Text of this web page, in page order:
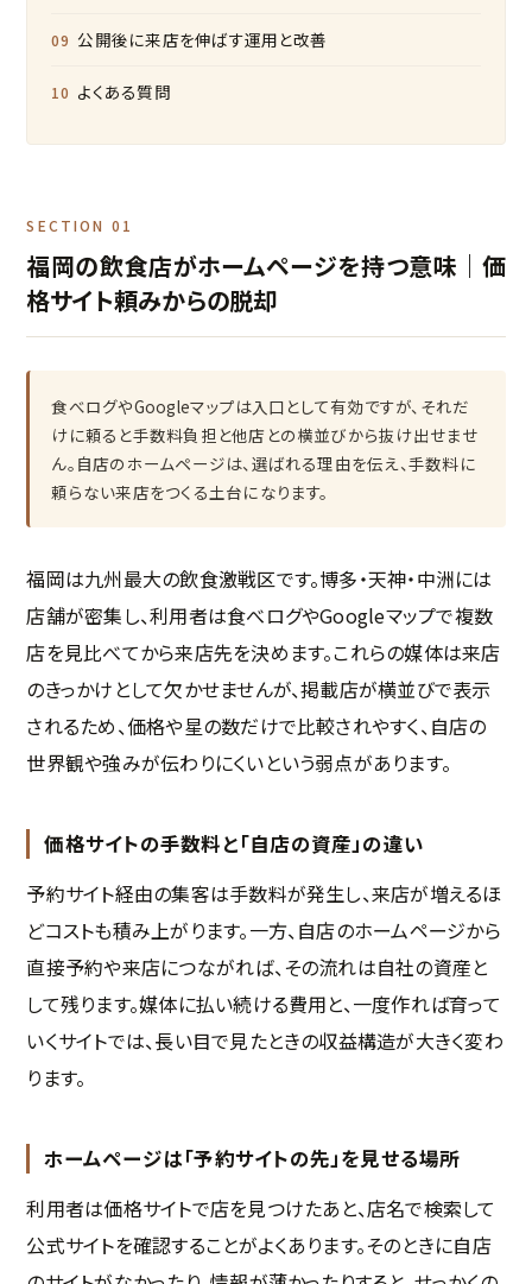
公開後に来店を伸ばす運用と改善
よくある質問
SECTION 01
福岡の飲食店がホームページを持つ意味｜価
格サイト頼みからの脱却
食べログやGoogleマップは入口として有効ですが、それだ
けに頼ると手数料負担と他店との横並びから抜け出せませ
ん。自店のホームページは、選ばれる理由を伝え、手数料に
頼らない来店をつくる土台になります。
福岡は九州最大の飲食激戦区です。博多・天神・中洲には
店舗が密集し、利用者は食べログやGoogleマップで複数
店を見比べてから来店先を決めます。これらの媒体は来店
のきっかけとして欠かせませんが、掲載店が横並びで表示
されるため、価格や星の数だけで比較されやすく、自店の
世界観や強みが伝わりにくいという弱点があります。
価格サイトの手数料と「自店の資産」の違い
予約サイト経由の集客は手数料が発生し、来店が増えるほ
どコストも積み上がります。一方、自店のホームページから
直接予約や来店につながれば、その流れは自社の資産と
して残ります。媒体に払い続ける費用と、一度作れば育って
いくサイトでは、長い目で見たときの収益構造が大きく変わ
ります。
ホームページは「予約サイトの先」を見せる場所
利用者は価格サイトで店を見つけたあと、店名で検索して
公式サイトを確認することがよくあります。そのときに自店